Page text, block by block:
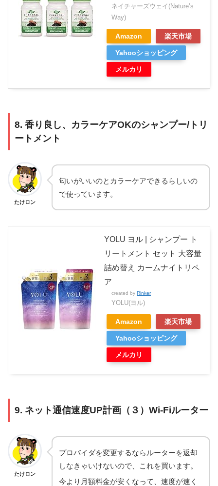
ネイチャーズウェイ(Nature’s
Way)
Amazon 楽天市場
Yahooショッピング
メルカリ
8. 香り良し、カラーケアOKのシャンプー/トリ
ートメント
たけロン
匂いがいいのとカラーケアできるらしいの
で使っています。
YOLU ヨル | シャンプー ト
リートメント セット 大容量
詰め替え カームナイトリペ
ア
created by Rinker
YOLU(ヨル)
Amazon 楽天市場
Yahooショッピング
メルカリ
9. ネット通信速度UP計画（３）Wi-Fiルーター
たけロン
プロバイダを変更するならルーターを返却
しなきゃいけないので、これを買います。
今より月額料金が安くなって、速度が速く